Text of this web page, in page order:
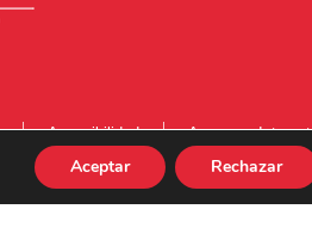
Accesibilidad Acceso a Intranet
Aceptar Rechazar